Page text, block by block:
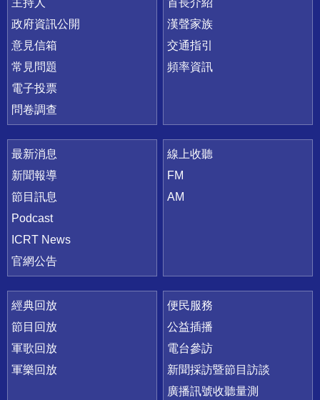
主持人
政府資訊公開
意見信箱
常見問題
電子投票
問卷調查
首長介紹
漢聲家族
交通指引
頻率資訊
最新消息
新聞報導
節目訊息
Podcast
ICRT News
官網公告
線上收聽
FM
AM
經典回放
節目回放
軍歌回放
軍樂回放
便民服務
公益插播
電台參訪
新聞採訪暨節目訪談
廣播訊號收聽量測